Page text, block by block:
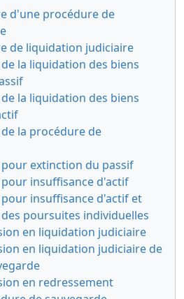
d'une procédure de
de liquidation judiciaire
la liquidation des biens
la liquidation des biens
la procédure de
extinction du passif
insuffisance d'actif
insuffisance d'actif et
poursuites individuelles
en liquidation judiciaire
en liquidation judiciaire de
en redressement